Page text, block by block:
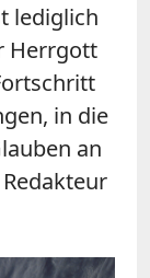
lediglich
Herrgott
in die
an